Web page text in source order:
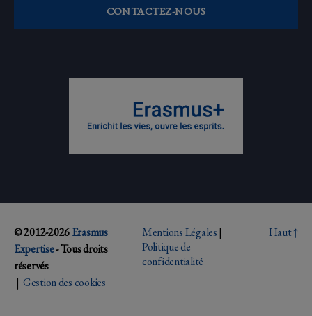
CONTACTEZ-NOUS
© 2012-2026Erasmus
Expertise- Tous droits
réservés
| Gestion des cookies
Mentions Légales|
Politique de
confidentialité
Haut↑